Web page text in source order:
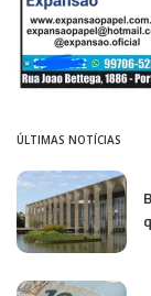
ÚLTIMAS NOTÍCIAS